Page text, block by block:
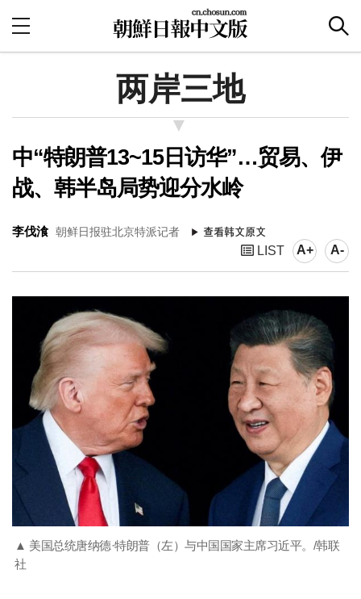
两岸三地
中“特朗普13~15日访华”…贸易、伊
战、韩半岛局势迎分水岭
李伐湌 朝鲜日报驻北京特派记者
LIST A+ A-
▲ 美国总统唐纳德·特朗普（左）与中国国家主席习近平。/韩联
社